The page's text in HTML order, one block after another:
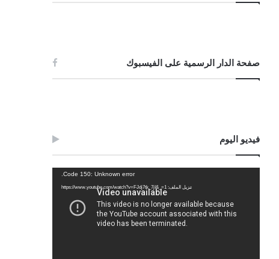
صفحة الدار الرسمية على الفيسبوك
فيديو اليوم
Code 150: Unknown error.
تنزيل الملف: https://www.youtube.com/watch?v=FJdj7tk_7jI&_=1